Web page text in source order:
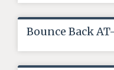
Bounce Back